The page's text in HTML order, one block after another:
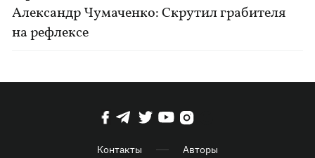
Александр Чумаченко: Скрутил грабителя
на рефлексе
Контакты Авторы